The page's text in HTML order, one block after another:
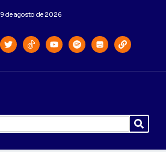
9 de agosto de 2026